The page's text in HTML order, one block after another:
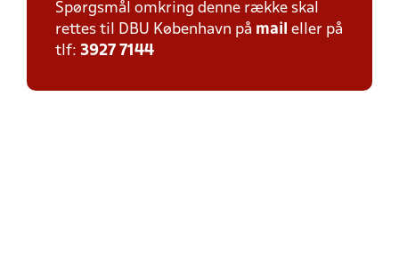
Spørgsmål omkring denne række skal
rettes til DBU København på mail eller på
tlf: 3927 7144